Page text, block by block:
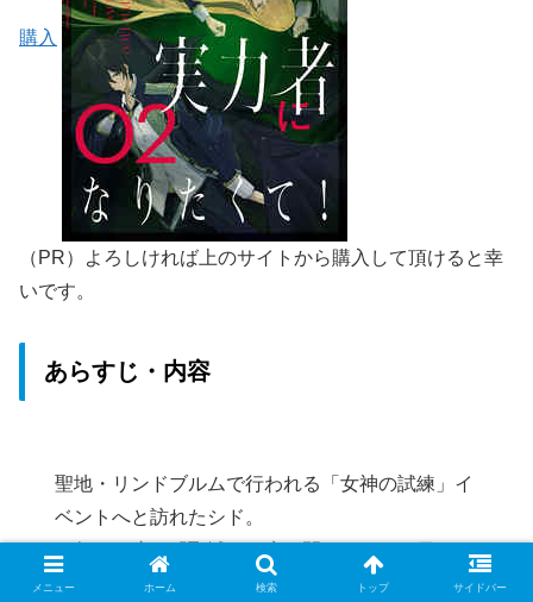
購入
（PR）よろしければ上のサイトから購入して頂けると幸
いです。
あらすじ・内容
聖地・リンドブルムで行われる「女神の試練」イ
ベントへと訪れたシド。
一年に一度、「聖域」の扉が開かれるこの日に、
突如現れたのは、かつて世界に混乱と破壊を招い
メニュー ホーム 検索 トップ サイドバー